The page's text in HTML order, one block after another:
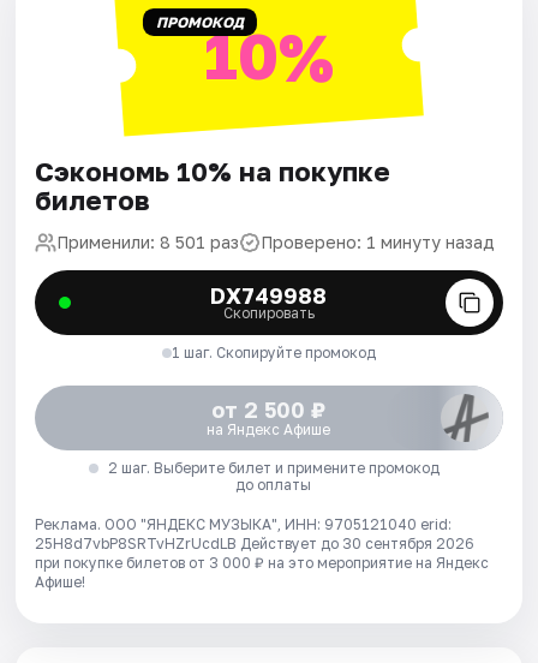
ПРОМОКОД10%
Сэкономь 10% на покупке
билетов
Применили: 8 501 раз Проверено: 1 минуту назад
DX749988
Скопировать
1 шаг. Скопируйте промокод
от 2 500 ₽
на Яндекс Афише
2 шаг. Выберите билет и примените промокод
до оплаты
Реклама. ООО "ЯНДЕКС МУЗЫКА", ИНН: 9705121040 erid:
25H8d7vbP8SRTvHZrUcdLB Действует до 30 сентября 2026
при покупке билетов от 3 000 ₽ на это мероприятие на Яндекс
Афише!